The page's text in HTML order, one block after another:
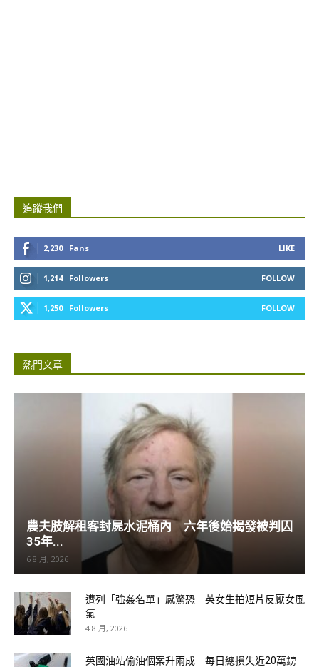
追蹤我們
2,230 Fans LIKE
1,214 Followers FOLLOW
1,250 Followers FOLLOW
熱門文章
農夫肢解租客封屍水泥桶內 六年後始揭發被判囚
35年...
6 8 月, 2026
遭列「強姦名單」感驚恐 英女生拍短片反厭女風
氣
4 8 月, 2026
英國油站偷油個案升兩成 每日總損失近20萬鎊